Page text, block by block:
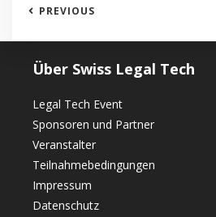
PREVIOUS
Über Swiss Legal Tech
Legal Tech Event
Sponsoren und Partner
Veranstalter
Teilnahmebedingungen
Impressum
Datenschutz